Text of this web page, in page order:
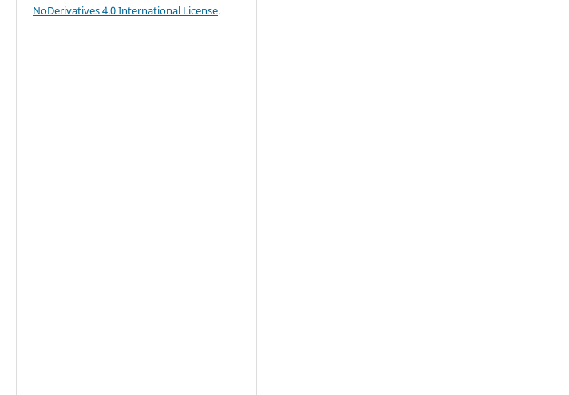
NoDerivatives 4.0 International License.